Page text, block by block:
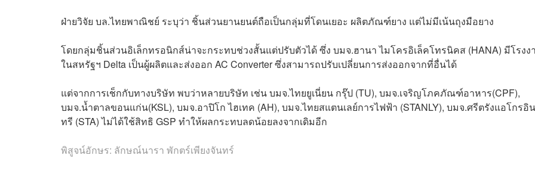
ฝ่ายวิจัย บล.ไทยพาณิชย์ ระบุว่า ชิ้นส่วนยานยนต์ถือเป็นกลุ่มที่โดนเยอะ ผลิตภัณฑ์ยาง แต่ไม่มีเน้นถุงมือยาง
โดยกลุ่มชิ้นส่วนอิเล็กทรอนิกส์น่าจะกระทบช่วงสั้นแต่ปรับตัวได้ ซึ่ง บมจ.ฮานา ไมโครอิเล็คโทรนิคส (HANA) มีโรงง
ในสหรัฐฯ Delta เป็นผู้ผลิตและส่งออก AC Converter ซึ่งสามารถปรับเปลี่ยนการส่งออกจากที่อื่นได้
แต่จากการเช็กกับทางบริษัท พบว่าหลายบริษัท เช่น บมจ.ไทยยูเนี่ยน กรุ๊ป (TU), บมจ.เจริญโภคภัณฑ์อาหาร(CPF),
บมจ.น้ำตาลขอนแก่น(KSL), บมจ.อาปิโก ไฮเทค (AH), บมจ.ไทยสแตนเลย์การไฟฟ้า (STANLY), บมจ.ศรีตรังแอโกรอิ
ทรี (STA) ไม่ได้ใช้สิทธิ GSP ทำให้ผลกระทบลดน้อยลงจากเดิมอีก
พิสูจน์อักษร: ลักษณ์นารา พักตร์เพียงจันทร์